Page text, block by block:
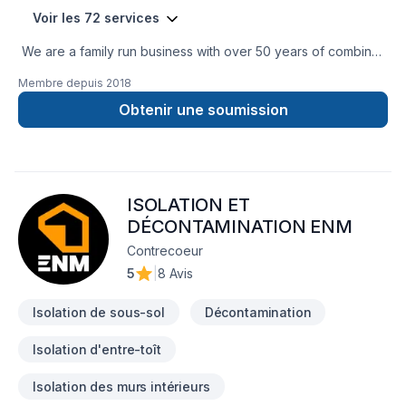
Voir les 72 services
We are a family run business with over 50 years of combined
perform a multitude of different projects with the assurance
that our customers will receive a great job at a fair price.
Membre depuis 2018
Obtenir une soumission
ISOLATION ET
DÉCONTAMINATION ENM
Contrecoeur
5
8 Avis
Isolation de sous-sol Décontamination
Isolation d'entre-toît
Isolation des murs intérieurs